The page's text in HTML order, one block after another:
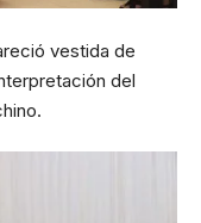
vestida de
del